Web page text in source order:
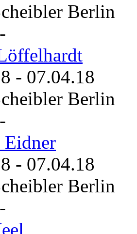
Berlin
- 07.04.18
Berlin
- 07.04.18
Berlin